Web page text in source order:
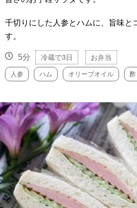
千切りにした人参とハムに、旨味と
す。
5分 冷蔵で3日 お弁当
人参 ハム オリーブオイル 酢